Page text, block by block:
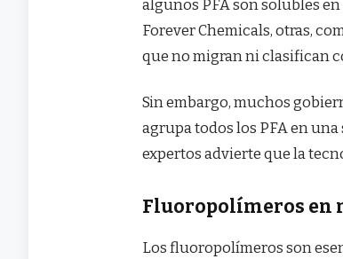
algunos PFA son solubles
Forever Chemicals, otras,
que no migran ni clasifican
Sin embargo, muchos
agrupa todos los PFA en
expertos advierte que la
Fluoropolímeros en
Los fluoropolímeros son